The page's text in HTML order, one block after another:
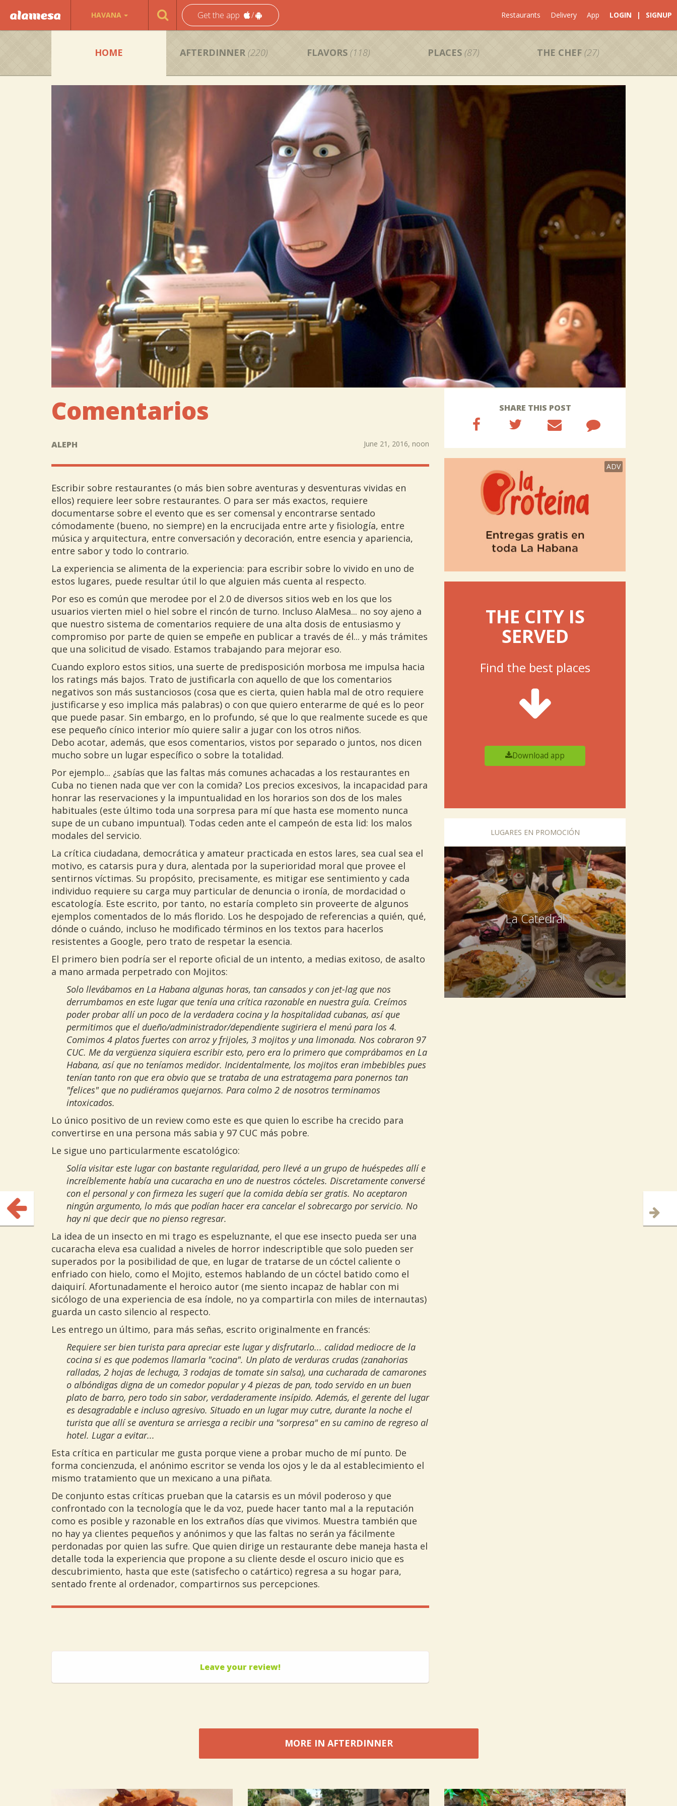
HAVANA Get the app / Restaurants Delivery App LOGIN | SIGNUP
HOME AFTERDINNER (220) FLAVORS (118) PLACES (87) THE CHEF (27)
Comentarios
ALEPH June 21, 2016, noon
Escribir sobre restaurantes (o más bien sobre aventuras y desventuras vividas en
ellos) requiere leer sobre restaurantes. O para ser más exactos, requiere
documentarse sobre el evento que es ser comensal y encontrarse sentado
cómodamente (bueno, no siempre) en la encrucijada entre arte y fisiología, entre
música y arquitectura, entre conversación y decoración, entre esencia y apariencia,
entre sabor y todo lo contrario.
La experiencia se alimenta de la experiencia: para escribir sobre lo vivido en uno de
estos lugares, puede resultar útil lo que alguien más cuenta al respecto.
Por eso es común que merodee por el 2.0 de diversos sitios web en los que los
usuarios vierten miel o hiel sobre el rincón de turno. Incluso AlaMesa... no soy ajeno a
que nuestro sistema de comentarios requiere de una alta dosis de entusiasmo y
compromiso por parte de quien se empeñe en publicar a través de él... y más trámites
que una solicitud de visado. Estamos trabajando para mejorar eso.
Cuando exploro estos sitios, una suerte de predisposición morbosa me impulsa hacia
los ratings más bajos. Trato de justificarla con aquello de que los comentarios
negativos son más sustanciosos (cosa que es cierta, quien habla mal de otro requiere
justificarse y eso implica más palabras) o con que quiero enterarme de qué es lo peor
que puede pasar. Sin embargo, en lo profundo, sé que lo que realmente sucede es que
ese pequeño cínico interior mío quiere salir a jugar con los otros niños.
Debo acotar, además, que esos comentarios, vistos por separado o juntos, nos dicen
mucho sobre un lugar específico o sobre la totalidad.
Por ejemplo... ¿sabías que las faltas más comunes achacadas a los restaurantes en
Cuba no tienen nada que ver con la comida? Los precios excesivos, la incapacidad para
honrar las reservaciones y la impuntualidad en los horarios son dos de los males
habituales (este último toda una sorpresa para mí que hasta ese momento nunca
supe de un cubano impuntual). Todas ceden ante el campeón de esta lid: los malos
modales del servicio.
La crítica ciudadana, democrática y amateur practicada en estos lares, sea cual sea el
motivo, es catarsis pura y dura, alentada por la superioridad moral que provee el
sentirnos víctimas. Su propósito, precisamente, es mitigar ese sentimiento y cada
individuo requiere su carga muy particular de denuncia o ironía, de mordacidad o
escatología. Este escrito, por tanto, no estaría completo sin proveerte de algunos
ejemplos comentados de lo más florido. Los he despojado de referencias a quién, qué,
dónde o cuándo, incluso he modificado términos en los textos para hacerlos
resistentes a Google, pero trato de respetar la esencia.
El primero bien podría ser el reporte oficial de un intento, a medias exitoso, de asalto
a mano armada perpetrado con Mojitos:
Solo llevábamos en La Habana algunas horas, tan cansados y con jet-lag que nos
derrumbamos en este lugar que tenía una crítica razonable en nuestra guía. Creímos
poder probar allí un poco de la verdadera cocina y la hospitalidad cubanas, así que
permitimos que el dueño/administrador/dependiente sugiriera el menú para los 4.
Comimos 4 platos fuertes con arroz y frijoles, 3 mojitos y una limonada. Nos cobraron 97
CUC. Me da vergüenza siquiera escribir esto, pero era lo primero que comprábamos en La
Habana, así que no teníamos medidor. Incidentalmente, los mojitos eran imbebibles pues
tenían tanto ron que era obvio que se trataba de una estratagema para ponernos tan
"felices" que no pudiéramos quejarnos. Para colmo 2 de nosotros terminamos
intoxicados.
Lo único positivo de un review como este es que quien lo escribe ha crecido para
convertirse en una persona más sabia y 97 CUC más pobre.
Le sigue uno particularmente escatológico:
Solía visitar este lugar con bastante regularidad, pero llevé a un grupo de huéspedes allí e
increíblemente había una cucaracha en uno de nuestros cócteles. Discretamente conversé
con el personal y con firmeza les sugerí que la comida debía ser gratis. No aceptaron
ningún argumento, lo más que podían hacer era cancelar el sobrecargo por servicio. No
hay ni que decir que no pienso regresar.
La idea de un insecto en mi trago es espeluznante, el que ese insecto pueda ser una
cucaracha eleva esa cualidad a niveles de horror indescriptible que solo pueden ser
superados por la posibilidad de que, en lugar de tratarse de un cóctel caliente o
enfriado con hielo, como el Mojito, estemos hablando de un cóctel batido como el
daiquirí. Afortunadamente el heroico autor (me siento incapaz de hablar con mi
sicólogo de una experiencia de esa índole, no ya compartirla con miles de internautas)
guarda un casto silencio al respecto.
Les entrego un último, para más señas, escrito originalmente en francés:
Requiere ser bien turista para apreciar este lugar y disfrutarlo... calidad mediocre de la
cocina si es que podemos llamarla "cocina". Un plato de verduras crudas (zanahorias
ralladas, 2 hojas de lechuga, 3 rodajas de tomate sin salsa), una cucharada de camarones
o albóndigas digna de un comedor popular y 4 piezas de pan, todo servido en un buen
plato de barro, pero todo sin sabor, verdaderamente insípido. Además, el gerente del lugar
es desagradable e incluso agresivo. Situado en un lugar muy cutre, durante la noche el
turista que allí se aventura se arriesga a recibir una "sorpresa" en su camino de regreso al
hotel. Lugar a evitar...
Esta crítica en particular me gusta porque viene a probar mucho de mí punto. De
forma concienzuda, el anónimo escritor se venda los ojos y le da al establecimiento el
mismo tratamiento que un mexicano a una piñata.
De conjunto estas críticas prueban que la catarsis es un móvil poderoso y que
confrontado con la tecnología que le da voz, puede hacer tanto mal a la reputación
como es posible y razonable en los extraños días que vivimos. Muestra también que
no hay ya clientes pequeños y anónimos y que las faltas no serán ya fácilmente
perdonadas por quien las sufre. Que quien dirige un restaurante debe maneja hasta el
detalle toda la experiencia que propone a su cliente desde el oscuro inicio que es
descubrimiento, hasta que este (satisfecho o catártico) regresa a su hogar para,
sentado frente al ordenador, compartirnos sus percepciones.
Leave your review!
SHARE THIS POST
ADV
THE CITY IS
SERVED
Find the best places
Download app
LUGARES EN PROMOCIÓN
La Catedral
Previous
MORE IN AFTERDINNER